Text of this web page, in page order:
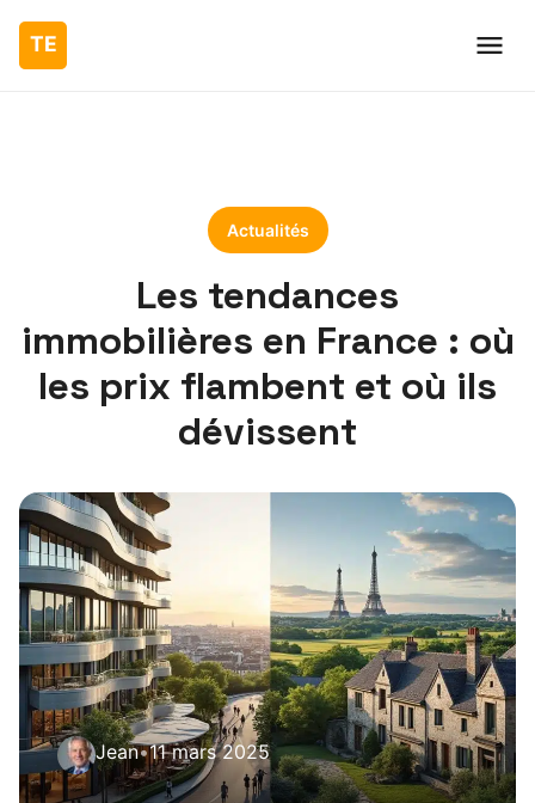
Actualités
Les tendances
immobilières en France : où
les prix flambent et où ils
dévissent
Jean•11 mars 2025